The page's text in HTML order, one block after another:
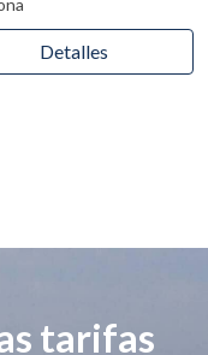
Detalles
tarifas